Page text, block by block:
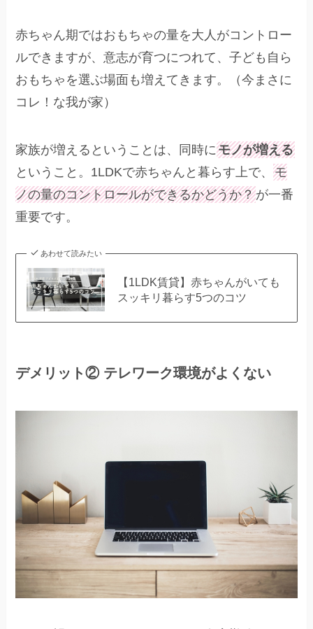
赤ちゃん期ではおもちゃの量を大人がコントロー
ルできますが、意志が育つにつれて、子ども自ら
おもちゃを選ぶ場面も増えてきます。（今まさに
コレ！な我が家）
家族が増えるということは、同時にモノが増える
ということ。1LDKで赤ちゃんと暮らす上で、モ
ノの量のコントロールができるかどうか？が一番
重要です。
あわせて読みたい
【1LDK賃貸】赤ちゃんがいても
スッキリ暮らす5つのコツ
デメリット② テレワーク環境がよくない